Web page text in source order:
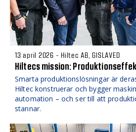
13 april 2026 - Hiltec AB, GISLAVED
Hiltecs mission:
Smarta produktionslösningar är
Hiltec konstruerar och bygger
automation – och ser till att
stannar.